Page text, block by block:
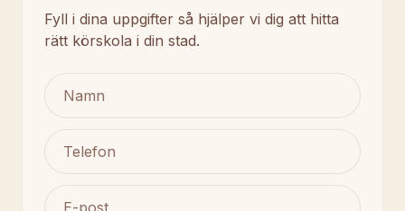
Fyll i dina uppgifter så hjälper vi dig att hitta
rätt körskola i din stad.